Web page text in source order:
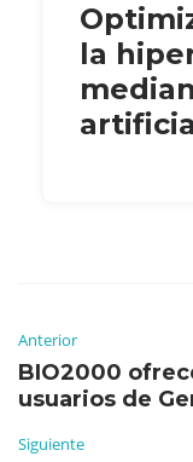
la
Anterior
BIO2000
usuarios de
Siguiente